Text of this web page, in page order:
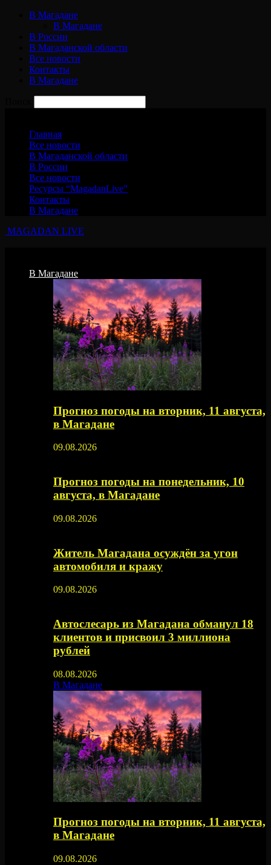
В Магадане
В Магадане
В России
В Магаданской области
Все новости
Контакты
В Магадане
Главная
Все новости
В Магаданской области
В России
Все новости
Ресурсы “MagadanLive”
Контакты
В Магадане
MAGADAN LIVE
В Магадане
Прогноз погоды на вторник, 11 августа,
в Магадане
09.08.2026
Прогноз погоды на понедельник, 10
августа, в Магадане
09.08.2026
Житель Магадана осуждён за угон
автомобиля и кражу
09.08.2026
Автослесарь из Магадана обманул 18
клиентов и присвоил 3 миллиона
рублей
08.08.2026
В Магадане
Прогноз погоды на вторник, 11 августа,
в Магадане
09.08.2026